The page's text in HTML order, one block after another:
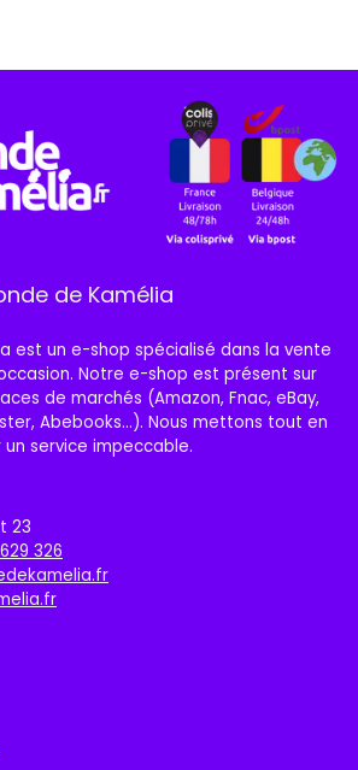
de Kamélia
est un e-shop spécialisé dans la vente
Notre e-shop est présent sur
de marchés (Amazon, Fnac, eBay,
Abebooks…). Nous mettons tout en
service impeccable.
23
326